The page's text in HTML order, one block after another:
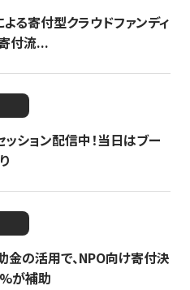
る寄付型クラウドファンディ
付流...
ション配信中！当日はブー
金の活用で、NPO向け寄付決
が補助